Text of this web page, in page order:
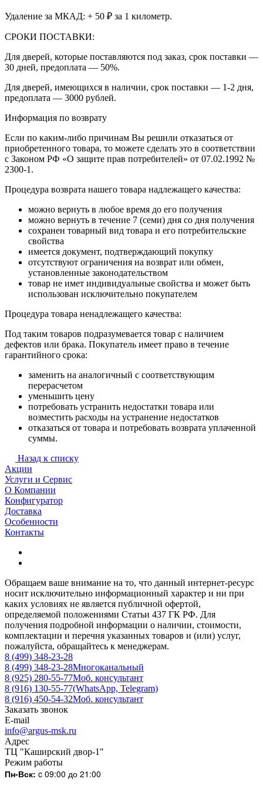
Удаление за МКАД: + 50 ₽ за 1 километр.
СРОКИ ПОСТАВКИ:
Для дверей, которые поставляются под заказ, срок поставки —
30 дней, предоплата — 50%.
Для дверей, имеющихся в наличии, срок поставки — 1-2 дня,
предоплата — 3000 рублей.
Информация по возврату
Если по каким-либо причинам Вы решили отказаться от
приобретенного товара, то можете сделать это в соответствии
с Законом РФ «О защите прав потребителей» от 07.02.1992 №
2300-1.
Процедура возврата нашего товара надлежащего качества:
можно вернуть в любое время до его получения
можно вернуть в течение 7 (семи) дня со дня получения
сохранен товарный вид товара и его потребительские
свойства
имеется документ, подтверждающий покупку
отсутствуют ограничения на возврат или обмен,
установленные законодательством
товар не имет индивидуальные свойства и может быть
использован исключительно покупателем
Процедура товара ненадлежащего качества:
Под таким товаров подразумевается товар с наличием
дефектов или брака. Покупатель имеет право в течение
гарантийного срока:
заменить на аналогичный с соответствующим
перерасчетом
уменьшить цену
потребовать устранить недостатки товара или
возместить расходы на устранение недостатков
отказаться от товара и потребовать возврата уплаченной
суммы.
Назад к списку
Акции
Услуги и Сервис
О Компании
Конфигуратор
Доставка
Особенности
Контакты
Обращаем ваше внимание на то, что данный интернет-ресурс
носит исключительно информационный характер и ни при
каких условиях не является публичной офертой,
определяемой положениями Статьи 437 ГК РФ. Для
получения подробной информации о наличии, стоимости,
комплектации и перечня указанных товаров и (или) услуг,
пожалуйста, обращайтесь к менеджерам.
8 (499) 348-23-28
8 (499) 348-23-28Многоканальный
8 (925) 280-55-77Моб. консультант
8 (916) 130-55-77(WhatsApp, Telegram)
8 (916) 450-54-32Моб. консультант
Заказать звонок
E-mail
info@argus-msk.ru
Адрес
ТЦ "Каширский двор-1"
Режим работы
Пн-Вск: c 09:00 до 21:00